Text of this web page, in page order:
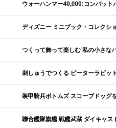
ウォーハンマー40,000:コンバット
ディズニー ミニブック・コレクシ
つくって飾って楽しむ 私の小さな
刺しゅうでつくる ピーターラビッ
装甲騎兵ボトムズ スコープドッグ
聯合艦隊旗艦 戦艦武蔵 ダイキャ